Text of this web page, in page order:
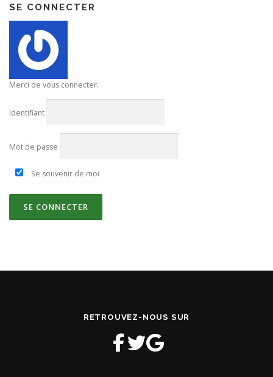
SE CONNECTER
Merci de vous connecter.
Identifiant
Mot de passe
Se souvenir de moi
RETROUVEZ-NOUS SUR